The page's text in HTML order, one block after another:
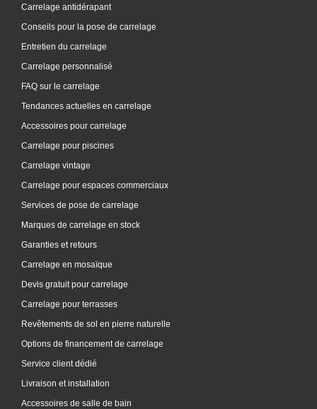
Carrelage antidérapant
Conseils pour la pose de carrelage
Entretien du carrelage
Carrelage personnalisé
FAQ sur le carrelage
Tendances actuelles en carrelage
Accessoires pour carrelage
Carrelage pour piscines
Carrelage vintage
Carrelage pour espaces commerciaux
Services de pose de carrelage
Marques de carrelage en stock
Garanties et retours
Carrelage en mosaïque
Devis gratuit pour carrelage
Carrelage pour terrasses
Revêtements de sol en pierre naturelle
Options de financement de carrelage
Service client dédié
Livraison et installation
Accessoires de salle de bain